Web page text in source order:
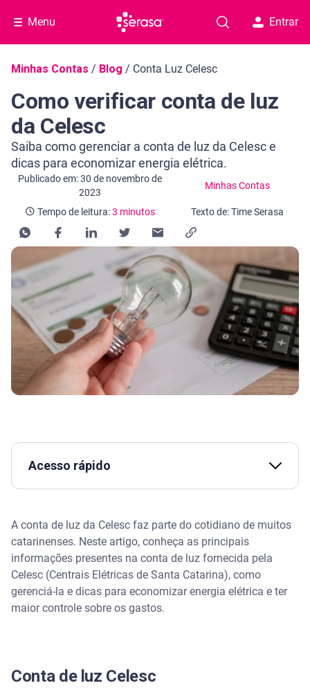
Menu Entrar
Navegação do blog
Minhas Contas / Blog / Conta Luz Celesc
Como verificar conta de luz
da Celesc
Saiba como gerenciar a conta de luz da Celesc e
dicas para economizar energia elétrica.
Publicado em: 30 de novembro de
2023
Minhas Contas
Categoria Minhas Contas
Tempo de leitura:3 minutos
Tempo de leitura: 3 minutos
Texto de: Time Serasa
Acesso rápido
Como transferir conta de luz da Celesc para outro
Como saber se a conta de luz da Celesc foi paga
A conta de luz da Celesc faz parte do cotidiano de muitos
catarinenses. Neste artigo, conheça as principais
informações presentes na conta de luz fornecida pela
Celesc (Centrais Elétricas de Santa Catarina), como
gerenciá-la e dicas para economizar energia elétrica e ter
maior controle sobre os gastos.
Conta de luz Celesc